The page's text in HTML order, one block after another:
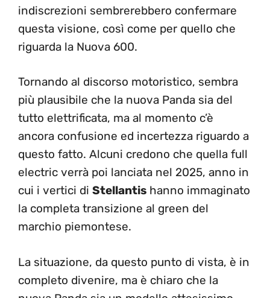
indiscrezioni sembrerebbero confermare
questa visione, così come per quello che
riguarda la Nuova 600.
Tornando al discorso motoristico, sembra
più plausibile che la nuova Panda sia del
tutto elettrificata, ma al momento c’è
ancora confusione ed incertezza riguardo a
questo fatto. Alcuni credono che quella full
electric verrà poi lanciata nel 2025, anno in
cui i vertici di Stellantis hanno immaginato
la completa transizione al green del
marchio piemontese.
La situazione, da questo punto di vista, è in
completo divenire, ma è chiaro che la